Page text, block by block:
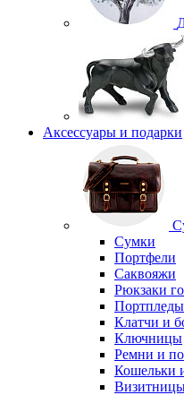
Аксессуары и подарки
Сумки
Портфели
Саквояжи
Рюкзаки
Портпледы
Клатчи и
Ключницы
Ремни и
Кошельки